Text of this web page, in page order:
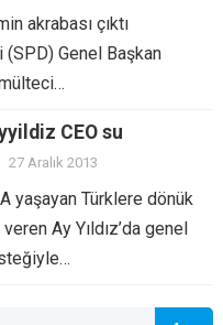
akrabası çıktı
(SPD) Genel Başkan
CEO su
27 Aralık 2013
yaşayan Türklere dönük
Ay Yıldız’da genel